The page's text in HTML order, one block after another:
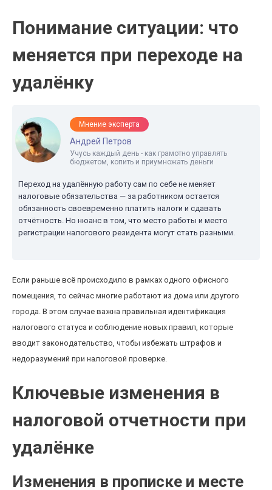
Понимание ситуации: что
меняется при переходе на
удалёнку
Мнение эксперта
Андрей Петров
Учусь каждый день - как грамотно управлять
бюджетом, копить и приумножать деньги
Переход на удалённую работу сам по себе не меняет
налоговые обязательства — за работником остается
обязанность своевременно платить налоги и сдавать
отчётность. Но нюанс в том, что место работы и место
регистрации налогового резидента могут стать разными.
Если раньше всё происходило в рамках одного офисного
помещения, то сейчас многие работают из дома или другого
города. В этом случае важна правильная идентификация
налогового статуса и соблюдение новых правил, которые
вводит законодательство, чтобы избежать штрафов и
недоразумений при налоговой проверке.
Ключевые изменения в
налоговой отчетности при
удалёнке
Изменения в прописке и месте